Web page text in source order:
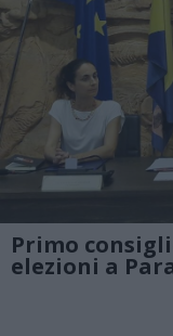
Primo
elezioni a